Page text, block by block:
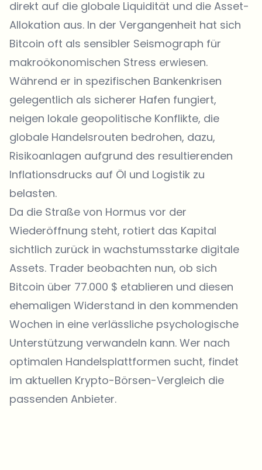
direkt auf die globale Liquidität und die Asset-
Allokation aus. In der Vergangenheit hat sich
Bitcoin oft als sensibler Seismograph für
makroökonomischen Stress erwiesen.
Während er in spezifischen Bankenkrisen
gelegentlich als sicherer Hafen fungiert,
neigen lokale geopolitische Konflikte, die
globale Handelsrouten bedrohen, dazu,
Risikoanlagen aufgrund des resultierenden
Inflationsdrucks auf Öl und Logistik zu
belasten.
Da die Straße von Hormus vor der
Wiederöffnung steht, rotiert das Kapital
sichtlich zurück in wachstumsstarke digitale
Assets. Trader beobachten nun, ob sich
Bitcoin über 77.000 $ etablieren und diesen
ehemaligen Widerstand in den kommenden
Wochen in eine verlässliche psychologische
Unterstützung verwandeln kann. Wer nach
optimalen Handelsplattformen sucht, findet
im aktuellen Krypto-Börsen-Vergleich die
passenden Anbieter.